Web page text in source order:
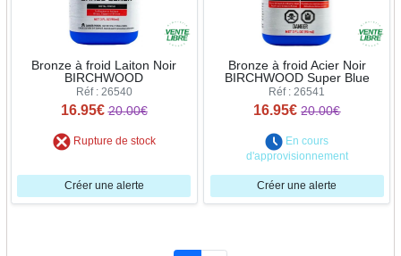
Bronze à froid Laiton Noir
BIRCHWOOD
Réf : 26540
16.95€ 20.00€
Rupture de stock
Créer une alerte
Bronze à froid Acier Noir
BIRCHWOOD Super Blue
Réf : 26541
16.95€ 20.00€
En cours
d'approvisionnement
Créer une alerte